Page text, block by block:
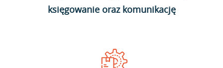
księgowanie oraz komunikację